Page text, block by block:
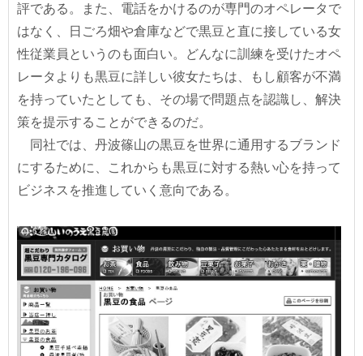
評である。また、電話をかけるのが専門のオペレータで
はなく、日ごろ畑や倉庫などで黒豆と直に接している女
性従業員というのも面白い。どんなに訓練を受けたオペ
レータよりも黒豆に詳しい彼女たちは、もし顧客が不満
を持っていたとしても、その場で問題点を認識し、解決
策を提示することができるのだ。
同社では、丹波篠山の黒豆を世界に通用するブランド
にするために、これからも黒豆に対する熱い心を持って
ビジネスを推進していく意向である。